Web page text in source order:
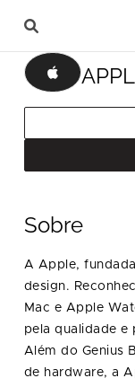
Sobre
A Apple,
design.
Mac e Apple
pela qualidade e
Além do Genius
de hardware, a